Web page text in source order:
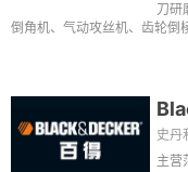
刀研
倒角机、气动攻丝机、齿轮倒
史丹
主营